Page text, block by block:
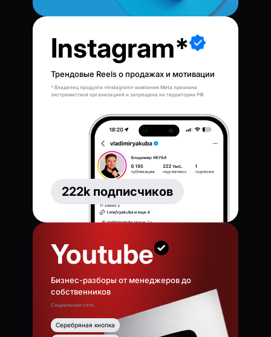
Instagram*
Трендовые Reels о продажах и мотивации
* Владелец продукта «Instagram» компания Meta признана
экстремисткой организацией и запрещена на территории РФ
222k подписчиков
Youtube
Бизнес-разборы от менеджеров до
собственников
Социальная сеть
Серебряная кнопка